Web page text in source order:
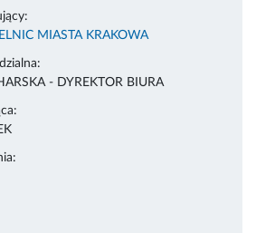
MIASTA KRAKOWA
- DYREKTOR BIURA